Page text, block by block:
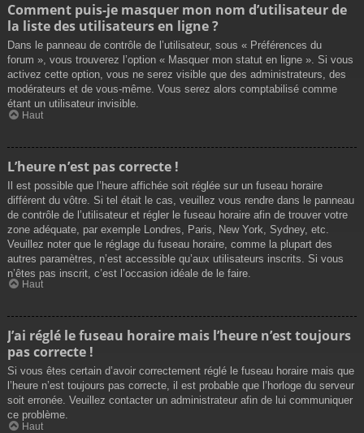
Comment puis-je masquer mon nom d’utilisateur de
la liste des utilisateurs en ligne ?
Dans le panneau de contrôle de l’utilisateur, sous « Préférences du
forum », vous trouverez l’option « Masquer mon statut en ligne ». Si vous
activez cette option, vous ne serez visible que des administrateurs, des
modérateurs et de vous-même. Vous serez alors comptabilisé comme
étant un utilisateur invisible.
Haut
L’heure n’est pas correcte !
Il est possible que l’heure affichée soit réglée sur un fuseau horaire
différent du vôtre. Si tel était le cas, veuillez vous rendre dans le panneau
de contrôle de l’utilisateur et régler le fuseau horaire afin de trouver votre
zone adéquate, par exemple Londres, Paris, New York, Sydney, etc.
Veuillez noter que le réglage du fuseau horaire, comme la plupart des
autres paramètres, n’est accessible qu’aux utilisateurs inscrits. Si vous
n’êtes pas inscrit, c’est l’occasion idéale de le faire.
Haut
J’ai réglé le fuseau horaire mais l’heure n’est toujours
pas correcte !
Si vous êtes certain d’avoir correctement réglé le fuseau horaire mais que
l’heure n’est toujours pas correcte, il est probable que l’horloge du serveur
soit erronée. Veuillez contacter un administrateur afin de lui communiquer
ce problème.
Haut